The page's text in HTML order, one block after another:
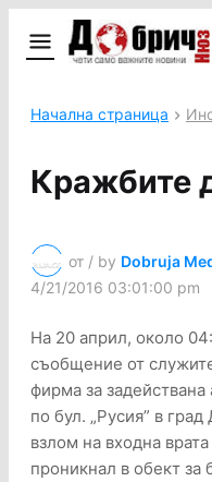
Начална страница
Кражбите
от / by Dobruja
4/21/2016 03:01:00 pm
На 20 април, около
съобщение от
фирма за
по бул. „Русия” в
взлом на входна
проникнал в обект за